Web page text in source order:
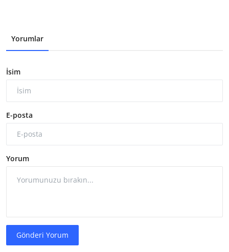
Yorumlar
İsim
E-posta
Yorum
Gönderi Yorum